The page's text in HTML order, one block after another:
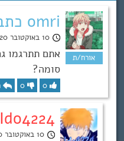
omri כתב/ה:
10 באוקטובר 2020, 7:33
סומה?
0
0
Ido4224 כתב/ה:
10 באוקטובר 2020, 13:22